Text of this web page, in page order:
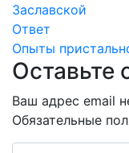
Заславской
по
записям
Ответ
Опыты
Оставьте
Ваш адрес email
Обязательные